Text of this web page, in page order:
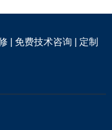
| 免费技术咨询 | 定制